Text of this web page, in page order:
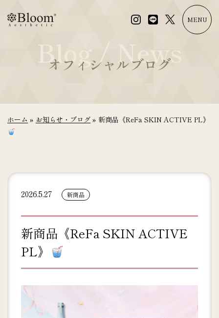
MENU
Blog / News
オフィシャルブログ
ホーム » お知らせ・ブログ » 新商品《ReFa SKIN ACTIVE PL》
2026.5.27 新商品
新商品《ReFa SKIN ACTIVE
PL》